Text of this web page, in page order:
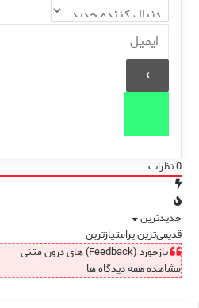
0نظرات
جدیدترین
قدیمی‌ترینپرامتیازترین
بازخورد (Feedback) های درون متنی
مشاهده همه دیدگاه ها